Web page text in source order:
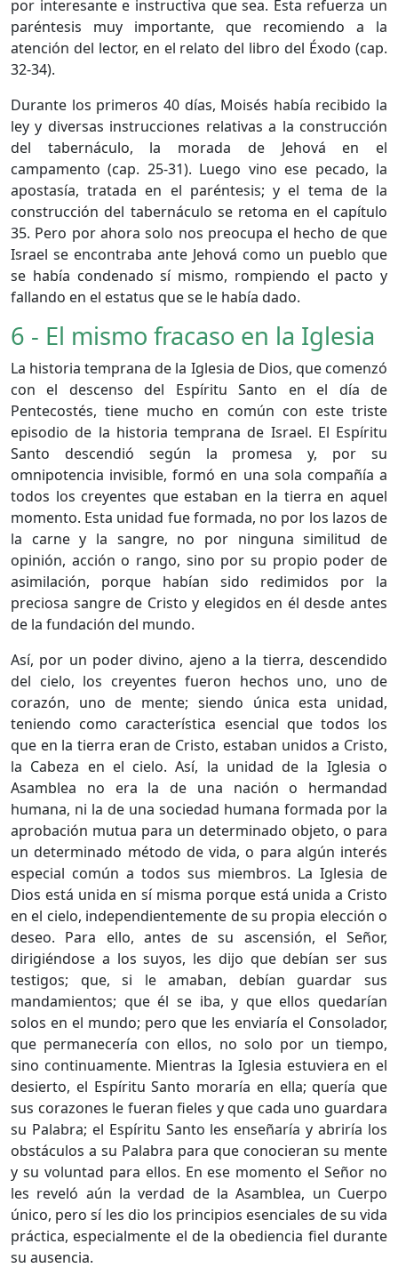
por interesante e instructiva que sea. Esta refuerza un
paréntesis muy importante, que recomiendo a la
atención del lector, en el relato del libro del Éxodo (cap.
32-34).
Durante los primeros 40 días, Moisés había recibido la
ley y diversas instrucciones relativas a la construcción
del tabernáculo, la morada de Jehová en el
campamento (cap. 25-31). Luego vino ese pecado, la
apostasía, tratada en el paréntesis; y el tema de la
construcción del tabernáculo se retoma en el capítulo
35. Pero por ahora solo nos preocupa el hecho de que
Israel se encontraba ante Jehová como un pueblo que
se había condenado sí mismo, rompiendo el pacto y
fallando en el estatus que se le había dado.
6 - El mismo fracaso en la Iglesia
La historia temprana de la Iglesia de Dios, que comenzó
con el descenso del Espíritu Santo en el día de
Pentecostés, tiene mucho en común con este triste
episodio de la historia temprana de Israel. El Espíritu
Santo descendió según la promesa y, por su
omnipotencia invisible, formó en una sola compañía a
todos los creyentes que estaban en la tierra en aquel
momento. Esta unidad fue formada, no por los lazos de
la carne y la sangre, no por ninguna similitud de
opinión, acción o rango, sino por su propio poder de
asimilación, porque habían sido redimidos por la
preciosa sangre de Cristo y elegidos en él desde antes
de la fundación del mundo.
Así, por un poder divino, ajeno a la tierra, descendido
del cielo, los creyentes fueron hechos uno, uno de
corazón, uno de mente; siendo única esta unidad,
teniendo como característica esencial que todos los
que en la tierra eran de Cristo, estaban unidos a Cristo,
la Cabeza en el cielo. Así, la unidad de la Iglesia o
Asamblea no era la de una nación o hermandad
humana, ni la de una sociedad humana formada por la
aprobación mutua para un determinado objeto, o para
un determinado método de vida, o para algún interés
especial común a todos sus miembros. La Iglesia de
Dios está unida en sí misma porque está unida a Cristo
en el cielo, independientemente de su propia elección o
deseo. Para ello, antes de su ascensión, el Señor,
dirigiéndose a los suyos, les dijo que debían ser sus
testigos; que, si le amaban, debían guardar sus
mandamientos; que él se iba, y que ellos quedarían
solos en el mundo; pero que les enviaría el Consolador,
que permanecería con ellos, no solo por un tiempo,
sino continuamente. Mientras la Iglesia estuviera en el
desierto, el Espíritu Santo moraría en ella; quería que
sus corazones le fueran fieles y que cada uno guardara
su Palabra; el Espíritu Santo les enseñaría y abriría los
obstáculos a su Palabra para que conocieran su mente
y su voluntad para ellos. En ese momento el Señor no
les reveló aún la verdad de la Asamblea, un Cuerpo
único, pero sí les dio los principios esenciales de su vida
práctica, especialmente el de la obediencia fiel durante
su ausencia.